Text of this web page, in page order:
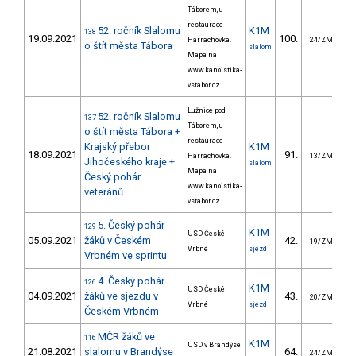
19.09.2021
138 52. ročník Slalomu
o štít města Tábora
Táborem, u
restaurace
Harrachovka.
Mapa na
www.kanoistika-
vstabor.cz.
K1M
slalom
100. 24/ZM
18.09.2021
137 52. ročník Slalomu
o štít města Tábora +
Krajský přebor
Jihočeského kraje +
Český pohár
veteránů
Lužnice pod
Táborem, u
restaurace
Harrachovka.
Mapa na
www.kanoistika-
vstabor.cz.
K1M
slalom
91. 13/ZM
05.09.2021
129 5. Český pohár
žáků v Českém
Vrbném ve sprintu
USD České
Vrbné
K1M
sjezd
42. 19/ZM
04.09.2021
126 4. Český pohár
žáků ve sjezdu v
Českém Vrbném
USD České
Vrbné
K1M
sjezd
43. 20/ZM
21.08.2021
116 MČR žáků ve
slalomu v Brandýse
USD v Brandýse
K1M
64. 24/ZM